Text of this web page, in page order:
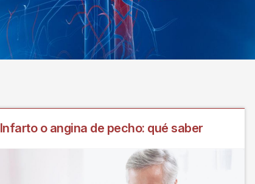
Infarto o angina de pecho: qué saber